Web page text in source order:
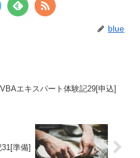
blue
エキスパート体験記29[申込]
準備]